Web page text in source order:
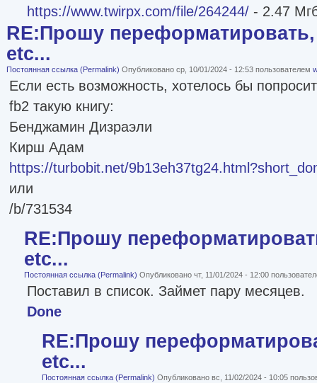
https://www.twirpx.com/file/264244/ - 2.47
RE:Прошу переформатировать,
etc...
Постоянная ссылка (Permalink) Опубликовано ср, 10/01/2024 - 12:53 пользователем
Если есть возможность, хотелось бы
fb2 такую книгу:
Бенджамин Дизраэли
Кирш Адам
https://turbobit.net/
или
/b/731534
RE:Прошу
etc...
Постоянная ссылка (Permalink) Опубликовано чт, 11/01/2024 - 12:00
Поставил в список. Займет пару месяцев.
Done
RE:Прошу
etc...
Постоянная ссылка (Permalink) Опубликовано вс, 11/02/2024 - 10:05